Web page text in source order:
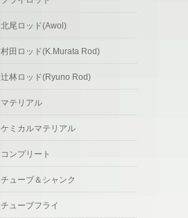
北尾ロッド(Awol)
村田ロッド(K.Murata Rod)
辻林ロッド(Ryuno Rod)
マテリアル
ケミカルマテリアル
コンプリート
チューブ＆シャンク
チューブフライ